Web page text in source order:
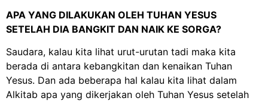
APA YANG DILAKUKAN OLEH TUHAN YESUS
SETELAH DIA BANGKIT DAN NAIK KE SORGA?
Saudara, kalau kita lihat urut-urutan tadi maka kita
berada di antara kebangkitan dan kenaikan Tuhan
Yesus. Dan ada beberapa hal kalau kita lihat dalam
Alkitab apa yang dikerjakan oleh Tuhan Yesus setelah